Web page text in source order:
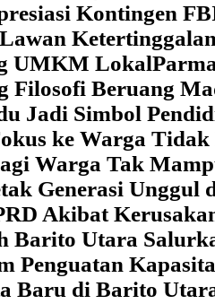
Kontingen
UMKM Lokal
Filosofi Beruang
Jadi Simbol
ke Warga
Warga Tak
Generasi Unggul
Akibat
Barito Utara
Baru di Barito